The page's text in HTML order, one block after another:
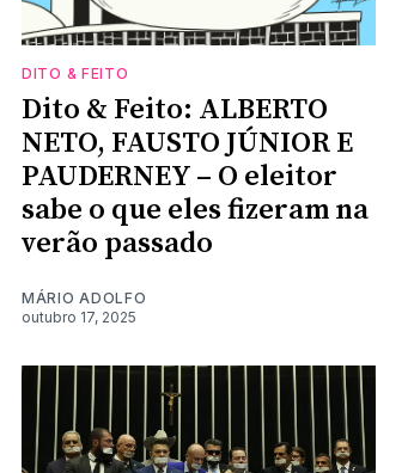
DITO & FEITO
Dito & Feito: ALBERTO
NETO, FAUSTO JÚNIOR E
PAUDERNEY – O eleitor
sabe o que eles fizeram na
verão passado
MÁRIO ADOLFO
outubro 17, 2025